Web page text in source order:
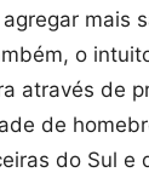
mais
o
através de
de
do Sul e